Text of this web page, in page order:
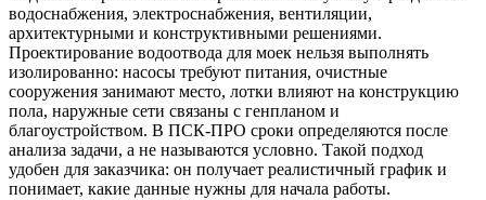
водоснабжения, электроснабжения, вентиляции,
архитектурными и конструктивными решениями.
Проектирование водоотвода для моек нельзя выполнять
изолированно: насосы требуют питания, очистные
сооружения занимают место, лотки влияют на конструкцию
пола, наружные сети связаны с генпланом и
благоустройством. В ПСК-ПРО сроки определяются после
анализа задачи, а не называются условно. Такой подход
удобен для заказчика: он получает реалистичный график и
понимает, какие данные нужны для начала работы.